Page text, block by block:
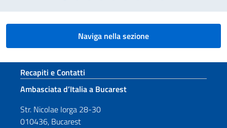
Naviga nella sezione
Sezione footer
Recapiti e Contatti
Ambasciata d’Italia a Bucarest
Str. Nicolae Iorga 28-30
010436, Bucarest